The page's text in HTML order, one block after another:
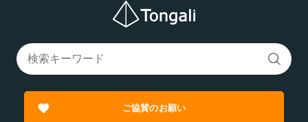
ご協賛のお願い